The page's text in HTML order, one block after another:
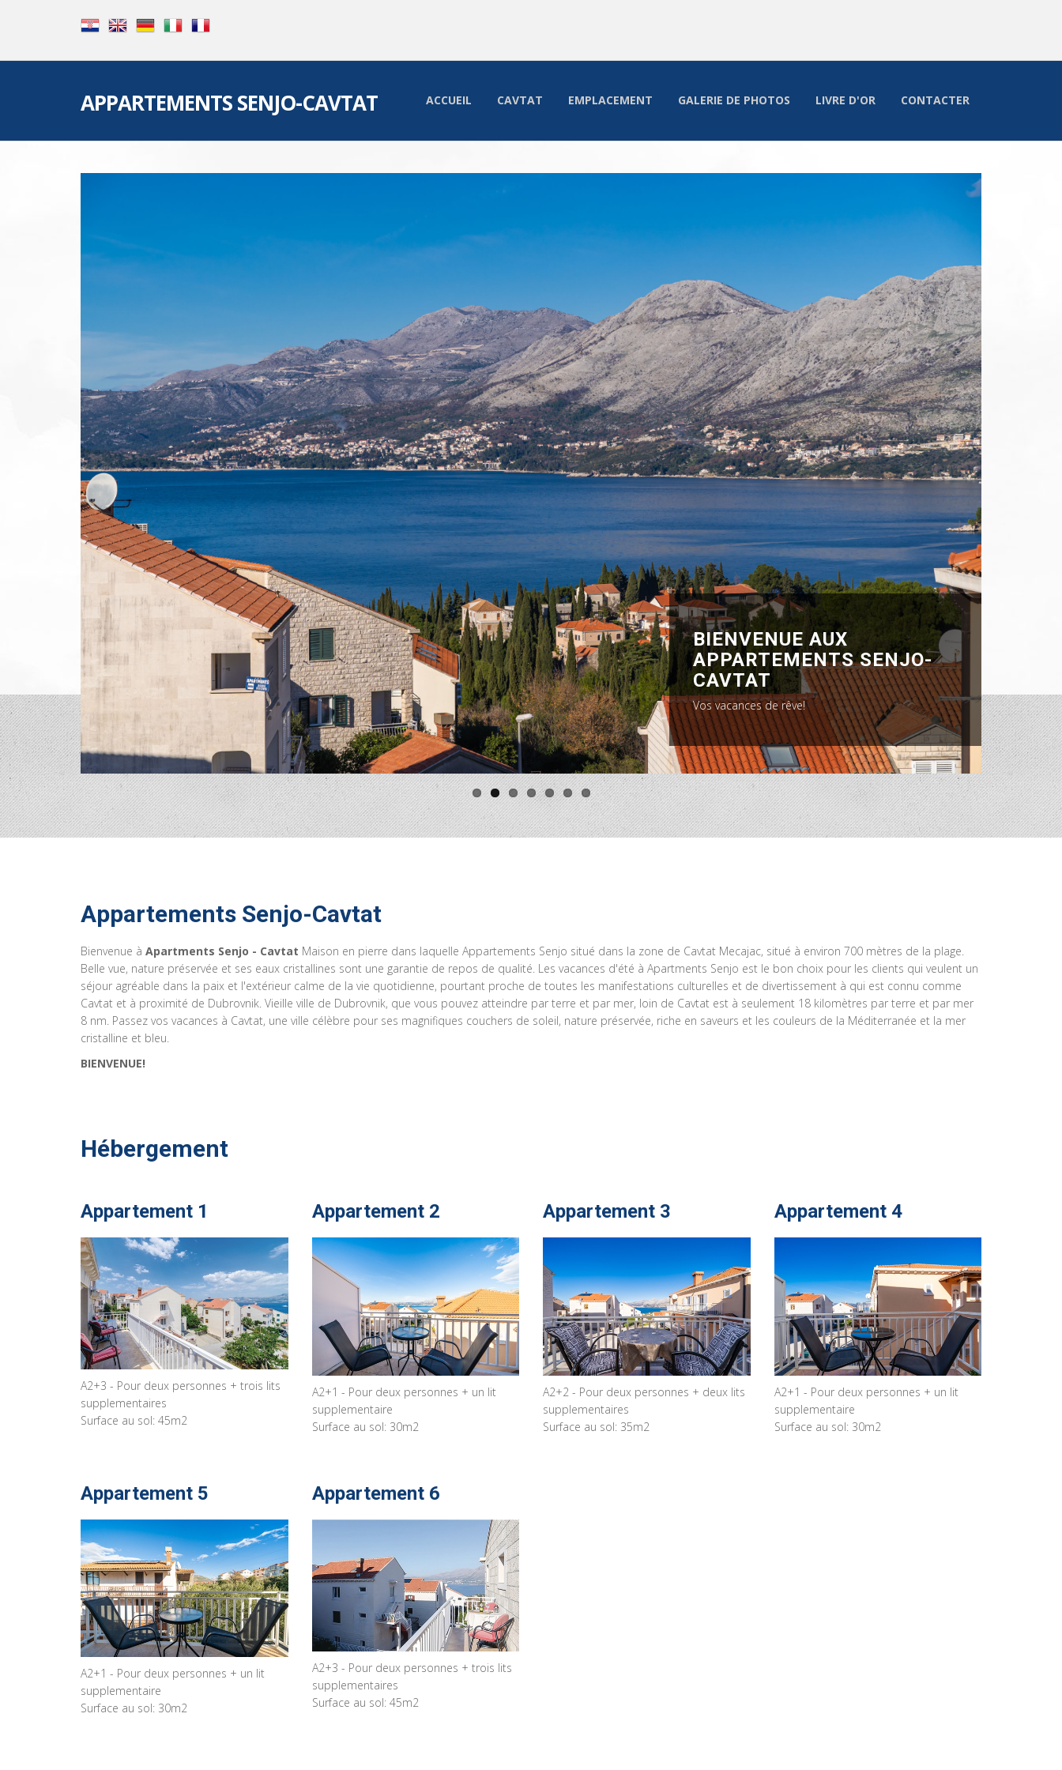
APPARTEMENTS SENJO-CAVTAT ACCUEIL CAVTAT EMPLACEMENT GALERIE DE PHOTOS LIVRE D'OR CONTACTER
BIENVENUE AUX
APPARTEMENTS SENJO-
CAVTAT
Vos vacances de rêve!
Appartements Senjo-Cavtat
Bienvenue à Apartments Senjo - Cavtat Maison en pierre dans laquelle Appartements Senjo situé dans la zone de Cavtat Mecajac, situé à environ 700 mètres de la plage.
Belle vue, nature préservée et ses eaux cristallines sont une garantie de repos de qualité. Les vacances d'été à Apartments Senjo est le bon choix pour les clients qui veulent un
séjour agréable dans la paix et l'extérieur calme de la vie quotidienne, pourtant proche de toutes les manifestations culturelles et de divertissement à qui est connu comme
Cavtat et à proximité de Dubrovnik. Vieille ville de Dubrovnik, que vous pouvez atteindre par terre et par mer, loin de Cavtat est à seulement 18 kilomètres par terre et par mer
8 nm. Passez vos vacances à Cavtat, une ville célèbre pour ses magnifiques couchers de soleil, nature préservée, riche en saveurs et les couleurs de la Méditerranée et la mer
cristalline et bleu.
BIENVENUE!
Hébergement
Appartement 1
A2+3 - Pour deux personnes + trois lits
supplementaires
Surface au sol: 45m2
Appartement 2
A2+1 - Pour deux personnes + un lit
supplementaire
Surface au sol: 30m2
Appartement 3
A2+2 - Pour deux personnes + deux lits
supplementaires
Surface au sol: 35m2
Appartement 4
A2+1 - Pour deux personnes + un lit
supplementaire
Surface au sol: 30m2
Appartement 5
A2+1 - Pour deux personnes + un lit
supplementaire
Surface au sol: 30m2
Appartement 6
A2+3 - Pour deux personnes + trois lits
supplementaires
Surface au sol: 45m2